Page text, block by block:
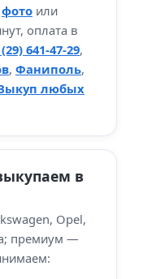
фото или
оплата в
641-47-29,
, Фаниполь,
любых
в
Opel,
премиум —